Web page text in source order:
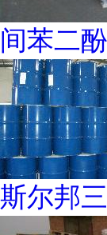
间苯二
斯尔邦